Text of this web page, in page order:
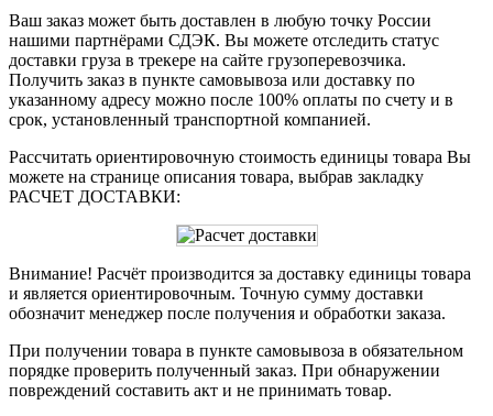
Ваш заказ может быть доставлен в любую точку России
нашими партнёрами СДЭК. Вы можете отследить статус
доставки груза в трекере на сайте грузоперевозчика.
Получить заказ в пункте самовывоза или доставку по
указанному адресу можно после 100% оплаты по счету и в
срок, установленный транспортной компанией.
Рассчитать ориентировочную стоимость единицы товара Вы
можете на странице описания товара, выбрав закладку
РАСЧЕТ ДОСТАВКИ:
Внимание! Расчёт производится за доставку единицы товара
и является ориентировочным. Точную сумму доставки
обозначит менеджер после получения и обработки заказа.
При получении товара в пункте самовывоза в обязательном
порядке проверить полученный заказ. При обнаружении
повреждений составить акт и не принимать товар.